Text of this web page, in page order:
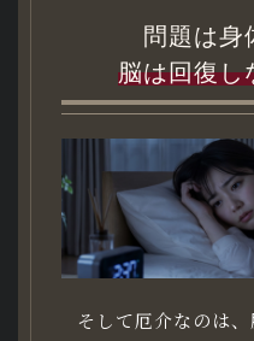
問題は身
脳は回復し
そして厄介なのは